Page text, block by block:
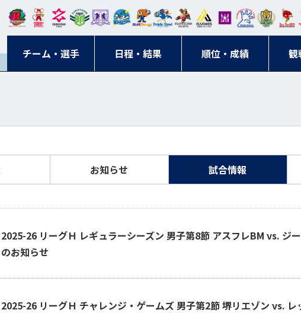
チーム・選手 日程・結果 順位・成績 観
東日
本レ
ガロ
オー
ソル
埼玉
クス
ター
東京
BM
ドリ
ーム
ス
寺ブ
ルー
サン
ーフ
ァル
コン
ニッ キン
ス大
阪
エゾハン
ンウ
ルヴ
ス福
お知らせ 試合情報
2025-26 リーグＨ レギュラーシーズン 男子第8節 アスフレBM vs. ジ
のお知らせ
2025-26 リーグＨ チャレンジ・ゲームズ 男子第2節 堺リエゾン vs. レ